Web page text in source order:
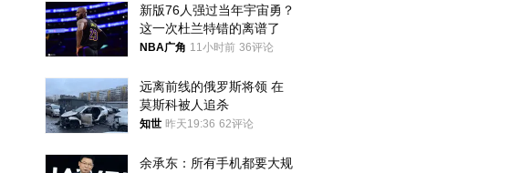
新版76人强过当年宇宙勇？
这一次杜兰特错的离谱了
NBA广角 11小时前 36评论
远离前线的俄罗斯将领 在
莫斯科被人追杀
知世 昨天19:36 62评论
余承东：所有手机都要大规